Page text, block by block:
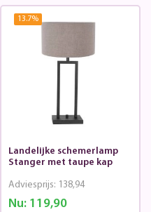
13.7%
Landelijke schemerlamp
Stanger met taupe kap
Nu: 119,90
Adviesprijs: 138,94